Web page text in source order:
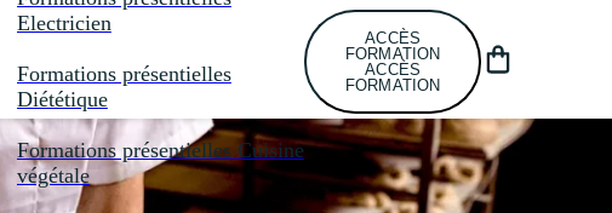
Electricien
Formations présentielles
Diététique
Formations présentielles Cuisine
végétale
ACCÈS
FORMATION
ACCÈS
FORMATION